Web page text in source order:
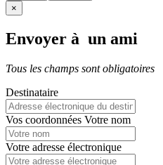
×
Envoyer à un ami
Tous les champs sont obligatoires
Destinataire
Vos coordonnées Votre nom
Votre adresse électronique